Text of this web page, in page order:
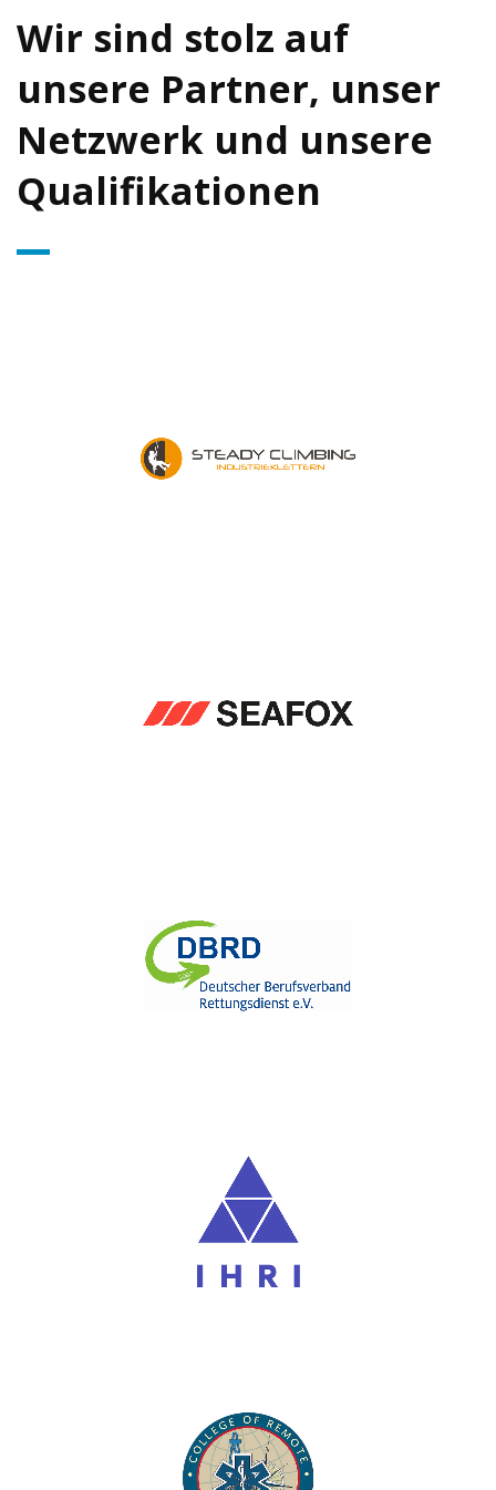
Wir sind stolz auf
unsere Partner, unser
Netzwerk und unsere
Qualifikationen